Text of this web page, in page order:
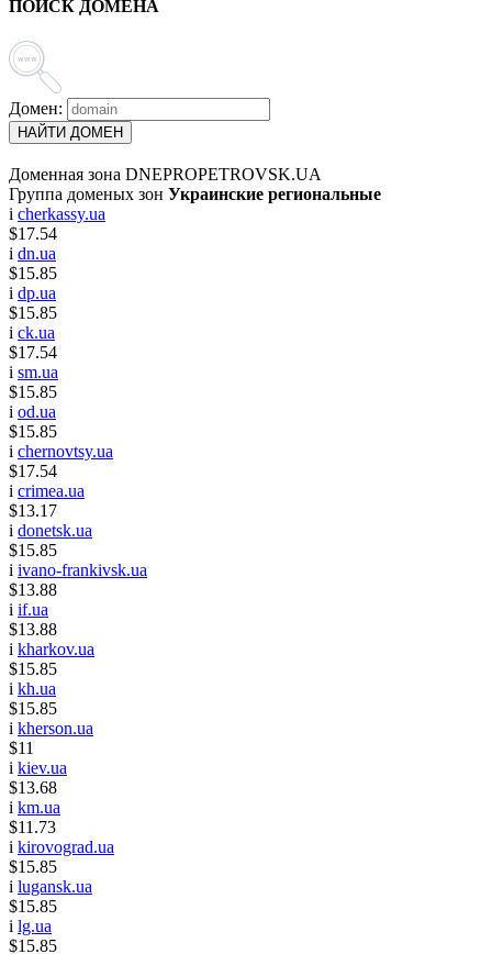
ПОИСК ДОМЕНА
Домен:
НАЙТИ ДОМЕН
Доменная зона DNEPROPETROVSK.UA
Группа доменых зон Украинские региональные
i cherkassy.ua
$17.54
i dn.ua
$15.85
i dp.ua
$15.85
i ck.ua
$17.54
i sm.ua
$15.85
i od.ua
$15.85
i chernovtsy.ua
$17.54
i crimea.ua
$13.17
i donetsk.ua
$15.85
i ivano-frankivsk.ua
$13.88
i if.ua
$13.88
i kharkov.ua
$15.85
i kh.ua
$15.85
i kherson.ua
$11
i kiev.ua
$13.68
i km.ua
$11.73
i kirovograd.ua
$15.85
i lugansk.ua
$15.85
i lg.ua
$15.85